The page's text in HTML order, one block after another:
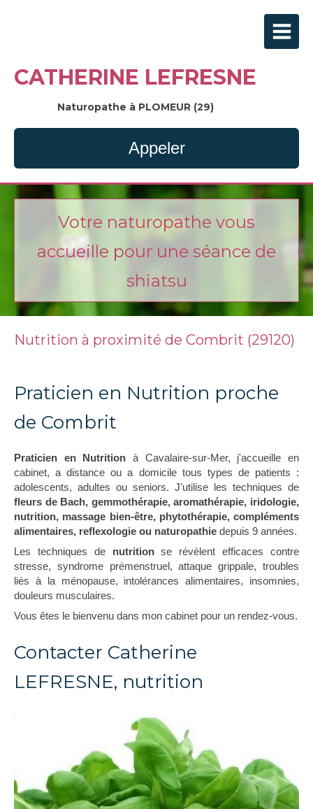
CATHERINE LEFRESNE
Naturopathe à PLOMEUR (29)
Appeler
Votre naturopathe vous
accueille pour une séance de
shiatsu
Nutrition à proximité de Combrit (29120)
Praticien en Nutrition proche
de Combrit
Praticien en Nutrition à Cavalaire-sur-Mer, j'accueille en
cabinet, a distance ou a domicile tous types de patients :
adolescents, adultes ou seniors. J'utilise les techniques de
fleurs de Bach, gemmothérapie, aromathérapie, iridologie,
nutrition, massage bien-être, phytothérapie, compléments
alimentaires, reflexologie ou naturopathie depuis 9 années.
Les techniques de nutritionse révèlent efficaces contre
stresse, syndrome prémenstruel, attaque grippale, troubles
liés à la ménopause, intolérances alimentaires, insomnies,
douleurs musculaires.
Vous êtes le bienvenu dans mon cabinet pour un rendez-vous.
Contacter Catherine
LEFRESNE, nutrition